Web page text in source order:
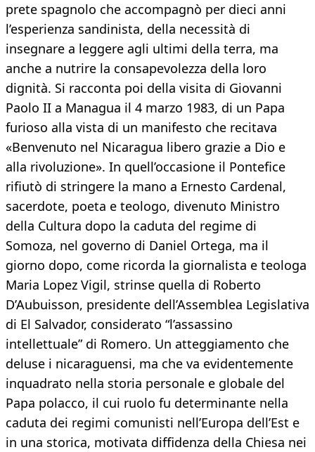
prete spagnolo che accompagnò per dieci anni
l’esperienza sandinista, della necessità di
insegnare a leggere agli ultimi della terra, ma
anche a nutrire la consapevolezza della loro
dignità. Si racconta poi della visita di Giovanni
Paolo II a Managua il 4 marzo 1983, di un Papa
furioso alla vista di un manifesto che recitava
«Benvenuto nel Nicaragua libero grazie a Dio e
alla rivoluzione». In quell’occasione il Pontefice
rifiutò di stringere la mano a Ernesto Cardenal,
sacerdote, poeta e teologo, divenuto Ministro
della Cultura dopo la caduta del regime di
Somoza, nel governo di Daniel Ortega, ma il
giorno dopo, come ricorda la giornalista e teologa
Maria Lopez Vigil, strinse quella di Roberto
D’Aubuisson, presidente dell’Assemblea Legislativa
di El Salvador, considerato “l’assassino
intellettuale” di Romero. Un atteggiamento che
deluse i nicaraguensi, ma che va evidentemente
inquadrato nella storia personale e globale del
Papa polacco, il cui ruolo fu determinante nella
caduta dei regimi comunisti nell’Europa dell’Est e
in una storica, motivata diffidenza della Chiesa nei